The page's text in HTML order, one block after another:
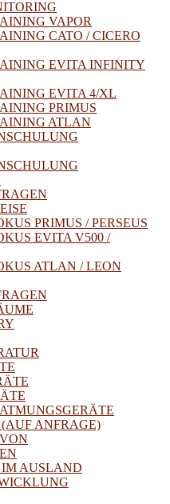
VAPOR
CATO / CICERO
EVITA INFINITY
EVITA 4/XL
PRIMUS
ATLAN
PRIMUS / PERSEUS
EVITA V500 /
ATLAN / LEON
ANFRAGE)
IM AUSLAND